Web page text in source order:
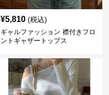
¥5,810 (税込)
ギャルファッション 襟付きフロ
ントギャザートップス